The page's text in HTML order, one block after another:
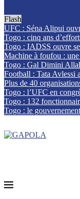
Flash
UFC : Séna Alipui
Togo : cinq ans
Togo : IADSS ouvre
Machine à foufou :
Togo : Gal Dimini
Football : Tata Avlessi
Plus de 40
Togo : l’UFC en
Togo : 132
Togo : le